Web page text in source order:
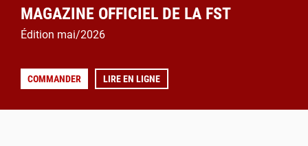
MAGAZINE OFFICIEL DE LA FST
Édition mai/2026
COMMANDER LIRE EN LIGNE